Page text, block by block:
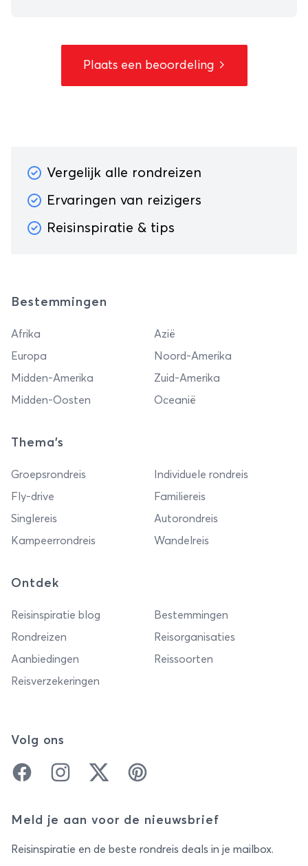
Plaats een beoordeling
Vergelijk alle rondreizen
Ervaringen van reizigers
Reisinspiratie & tips
Bestemmingen
Afrika
Azië
Europa
Noord-Amerika
Midden-Amerika
Zuid-Amerika
Midden-Oosten
Oceanië
Thema's
Groepsrondreis
Individuele rondreis
Fly-drive
Familiereis
Singlereis
Autorondreis
Kampeerrondreis
Wandelreis
Ontdek
Reisinspiratie blog
Bestemmingen
Rondreizen
Reisorganisaties
Aanbiedingen
Reissoorten
Reisverzekeringen
Volg ons
FacebookInstagramTwitter Pinterest
Meld je aan voor de nieuwsbrief
Reisinspiratie en de beste rondreis deals in je mailbox.